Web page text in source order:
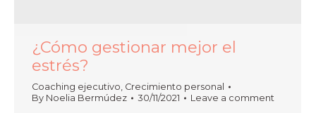
¿Cómo gestionar mejor el
estrés?
Coaching ejecutivo, Crecimiento personal
By Noelia Bermúdez 30/11/2021 Leave a comment